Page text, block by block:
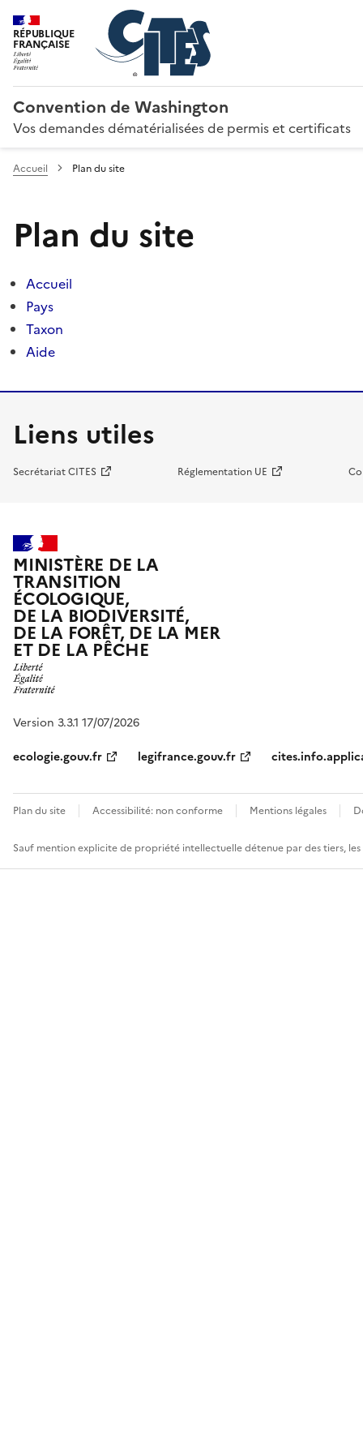
RÉPUBLIQUE
FRANÇAISE
Convention de Washington
Vos demandes dématérialisées de permis et certificats
Accueil Plan du site
Plan du site
Accueil
Pays
Taxon
Aide
Liens utiles
Secrétariat CITES Réglementation UE
MINISTÈRE DE LA
TRANSITION
ÉCOLOGIQUE,
DE LA BIODIVERSITÉ,
DE LA FORÊT, DE LA MER
ET DE LA PÊCHE
Version 3.3.1 17/07/2026
ecologie.gouv.fr
legifrance.gouv.fr
Plan du site Accessibilité: non conforme Mentions légales
Sauf mention explicite de propriété intellectuelle détenue par des tiers,